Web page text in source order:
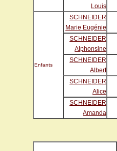
Louis
Enfants
SCHNEIDER
Marie Eugénie
SCHNEIDER
Alphonsine
SCHNEIDER
Albert
SCHNEIDER
Alice
SCHNEIDER
Amanda